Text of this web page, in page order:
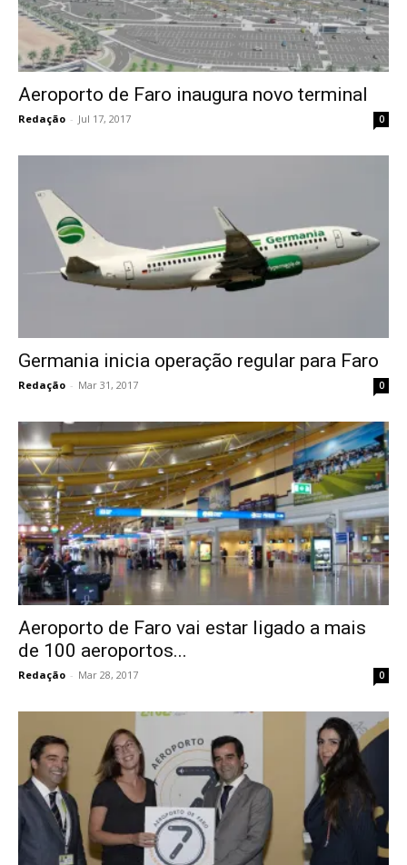
Aeroporto de Faro inaugura novo terminal
Redação - Jul 17, 2017 0
Germania inicia operação regular para Faro
Redação - Mar 31, 2017 0
Aeroporto de Faro vai estar ligado a mais
de 100 aeroportos...
Redação - Mar 28, 2017 0